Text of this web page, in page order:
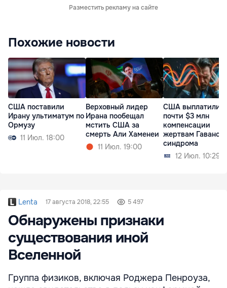
Разместить рекламу на сайте
Похожие новости
США поставили
Ирану ультиматум по
Ормузу
11 Июл. 18:00
Верховный лидер
Ирана пообещал
мстить США за
смерть Али Хаменеи
11 Июл. 19:00
США выплатили
почти $3 млн
компенсации
жертвам
синдрома
12 Июл. 10:29
Lenta 17 августа 2018, 22:55 5 497
Обнаружены признаки
существования иной
Вселенной
Группа физиков, включая Роджера Пенроуза,